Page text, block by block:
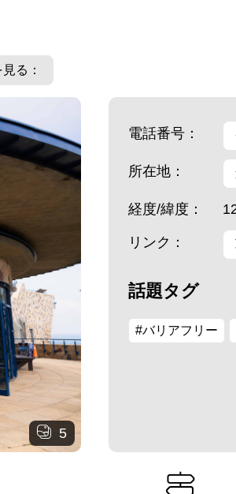
る：
5
電話番号：
所在地：
経度/緯度：
リンク：
話題タグ
#バリアフリー